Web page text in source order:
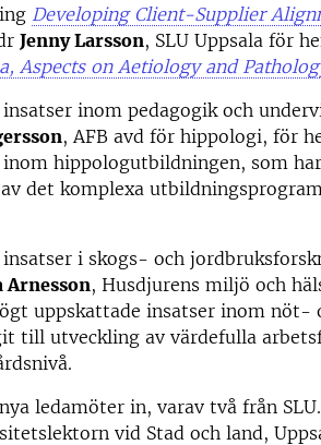
Developing Client-Supplier
Jenny Larsson, SLU Uppsala för
Aspects on Aetiology and
inom pedagogik och
, AFB avd för hippologi, för
hippologutbildningen, som
det komplexa
i skogs- och
Arnesson, Husdjurens miljö och
uppskattade insatser inom nöt-
till utveckling av värdefulla
ledamöter in, varav två från
vid Stad och land,